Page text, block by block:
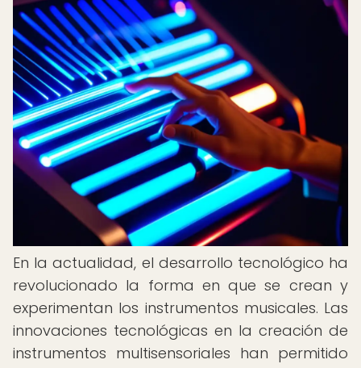
En la actualidad, el desarrollo tecnológico ha
revolucionado la forma en que se crean y
experimentan los instrumentos musicales. Las
innovaciones tecnológicas en la creación de
instrumentos multisensoriales han permitido